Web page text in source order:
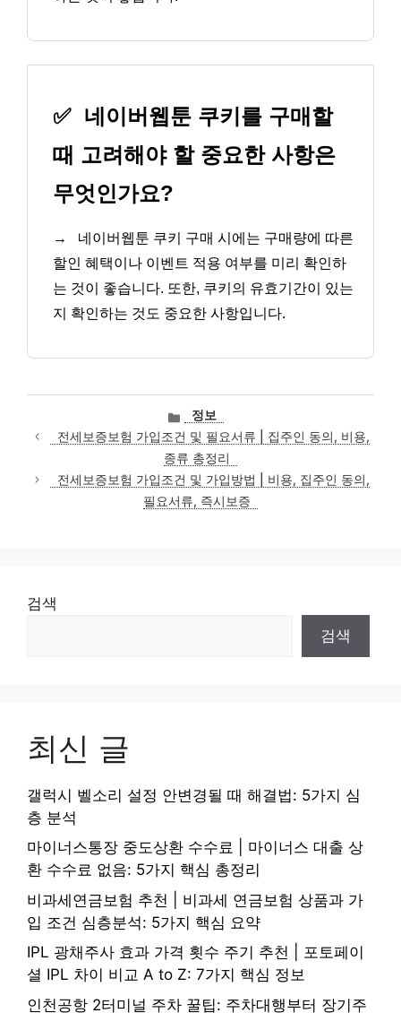
✅ 네이버웹툰 쿠키를 구매할
때 고려해야 할 중요한 사항은
무엇인가요?
→
네이버웹툰 쿠키 구매 시에는 구매량에 따른
할인 혜택이나 이벤트 적용 여부를 미리 확인하
는 것이 좋습니다. 또한, 쿠키의 유효기간이 있는
지 확인하는 것도 중요한 사항입니다.
카
테
고
리
정보
전세보증보험 가입조건 및 필요서류 | 집주인 동의, 비용,
종류 총정리
전세보증보험 가입조건 및 가입방법 | 비용, 집주인 동의,
필요서류, 즉시보증
검색
검색
최신 글
갤럭시 벨소리 설정 안변경될 때 해결법: 5가지 심
층 분석
마이너스통장 중도상환 수수료 | 마이너스 대출 상
환 수수료 없음: 5가지 핵심 총정리
비과세연금보험 추천 | 비과세 연금보험 상품과 가
입 조건 심층분석: 5가지 핵심 요약
IPL 광채주사 효과 가격 횟수 주기 추천 | 포토페이
셜 IPL 차이 비교 A to Z: 7가지 핵심 정보
인천공항 2터미널 주차 꿀팁: 주차대행부터 장기주